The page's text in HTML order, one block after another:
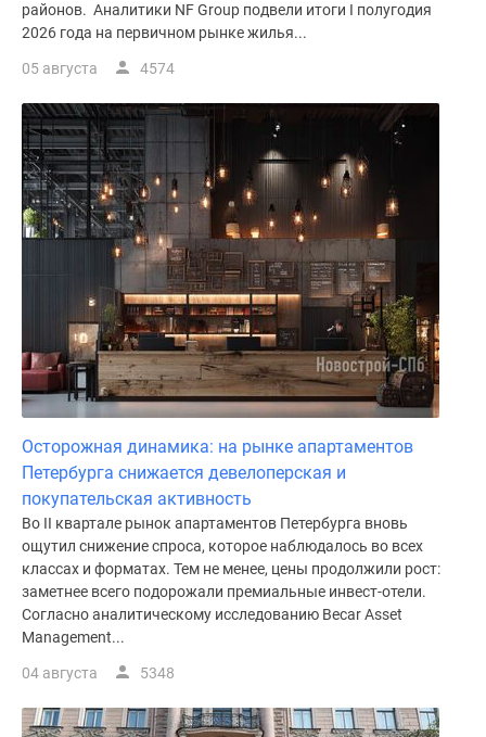
районов. Аналитики NF Group подвели итоги I полугодия
2026 года на первичном рынке жилья...
05 августа 4574
Осторожная динамика: на рынке апартаментов
Петербурга снижается девелоперская и
покупательская активность
Во II квартале рынок апартаментов Петербурга вновь
ощутил снижение спроса, которое наблюдалось во всех
классах и форматах. Тем не менее, цены продолжили рост:
заметнее всего подорожали премиальные инвест-отели.
Согласно аналитическому исследованию Becar Asset
Management...
04 августа 5348